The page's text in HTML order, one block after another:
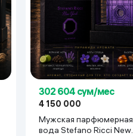
302 604 сум/мес
4 150 000
Мужская парфюмерная
вода Stefano Ricci New